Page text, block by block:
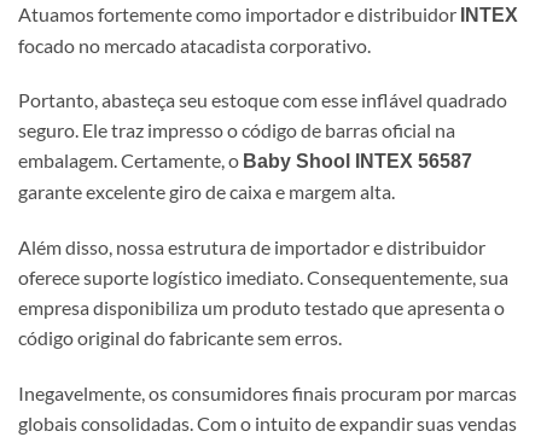
Atuamos fortemente como importador e distribuidor INTEX
focado no mercado atacadista corporativo.
Portanto, abasteça seu estoque com esse inflável quadrado
seguro. Ele traz impresso o código de barras oficial na
embalagem. Certamente, o Baby Shool INTEX 56587
garante excelente giro de caixa e margem alta.
Além disso, nossa estrutura de importador e distribuidor
oferece suporte logístico imediato. Consequentemente, sua
empresa disponibiliza um produto testado que apresenta o
código original do fabricante sem erros.
Inegavelmente, os consumidores finais procuram por marcas
globais consolidadas. Com o intuito de expandir suas vendas